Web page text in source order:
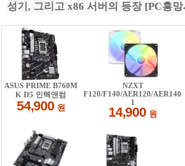
성기, 그리고 x86 서버의 등장 [PC흥망